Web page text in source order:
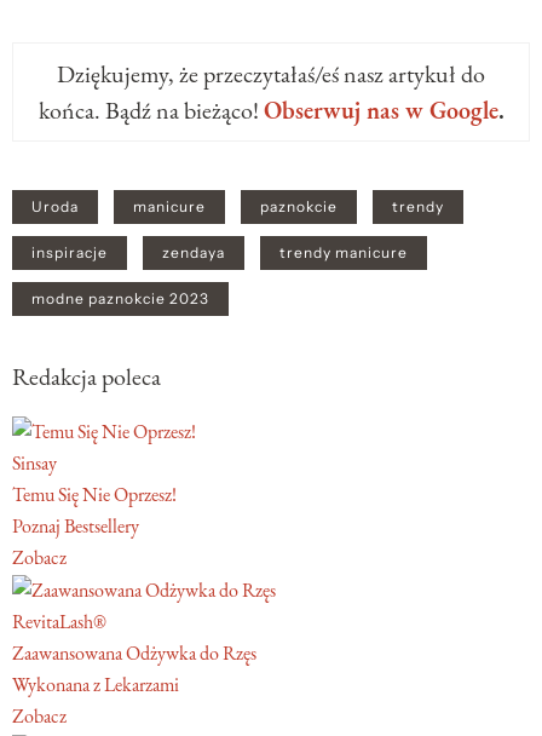
Dziękujemy, że przeczytałaś/eś nasz artykuł do
końca. Bądź na bieżąco!Obserwuj nas w Google.
Uroda manicure paznokcie trendy
inspiracje zendaya trendy manicure
modne paznokcie 2023
Redakcja poleca
Sinsay
Temu Się Nie Oprzesz!
Poznaj Bestsellery
Zobacz
RevitaLash®
Zaawansowana Odżywka do Rzęs
Wykonana z Lekarzami
Zobacz